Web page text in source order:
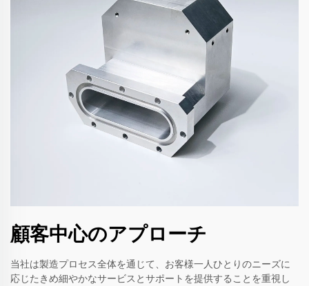
顧客中心のアプローチ
当社は製造プロセス全体を通じて、お客様一人ひとりのニーズに
応じたきめ細やかなサービスとサポートを提供することを重視し